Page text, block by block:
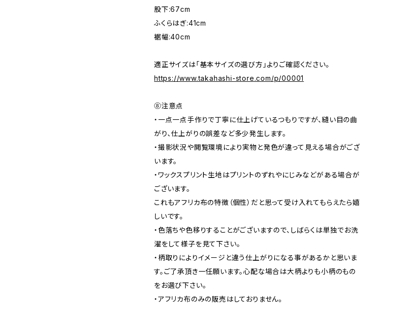
股下:67cm
ふくらはぎ:41cm
裾幅:40cm
適正サイズは「基本サイズの選び方」よりご確認ください。
https://www.takahashi-store.com/p/00001
⑧注意点
・一点一点手作りで丁寧に仕上げているつもりですが、縫い目の曲
がり、仕上がりの誤差など多少発生します。
・撮影状況や閲覧環境により実物と発色が違って見える場合がござ
います。
・ワックスプリント生地はプリントのずれやにじみなどがある場合が
ございます。
これもアフリカ布の特徴（個性）だと思って受け入れてもらえたら嬉
しいです。
・色落ちや色移りすることがございますので、しばらくは単独でお洗
濯をして様子を見て下さい。
・柄取りによりイメージと違う仕上がりになる事があるかと思いま
す。ご了承頂き一任願います。心配な場合は大柄よりも小柄のもの
をお選び下さい。
・アフリカ布のみの販売はしておりません。